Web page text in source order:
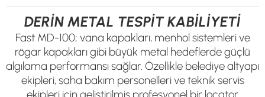
DERİN METAL TESPİT KABİLİYETİ
Fast MD-100; vana kapakları, menhol sistemleri ve
rögar kapakları gibi büyük metal hedeflerde güçlü
algılama performansı sağlar. Özellikle belediye altyapı
ekipleri, saha bakım personelleri ve teknik servis